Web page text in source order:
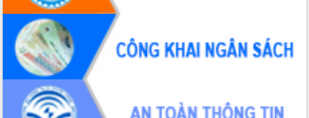
Nâng cao hiệu lực, hiệu quả HĐND
tỉnh thông qua hiện đại hóa hành chính
Xã Ea Phê gắn cải cách hành chính với
chuyển đổi số
Phó Chủ tịch Thường trực UBND tỉnh
Hồ Thị Nguyên Thảo làm việc tại Trung
tâm Phục vụ hành chính công xã Ea
Phê